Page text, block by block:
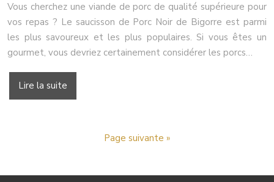
Vous cherchez une viande de porc de qualité supérieure pour
vos repas ? Le saucisson de Porc Noir de Bigorre est parmi
les plus savoureux et les plus populaires. Si vous êtes un
gourmet, vous devriez certainement considérer les porcs…
Lire la suite
Page suivante »